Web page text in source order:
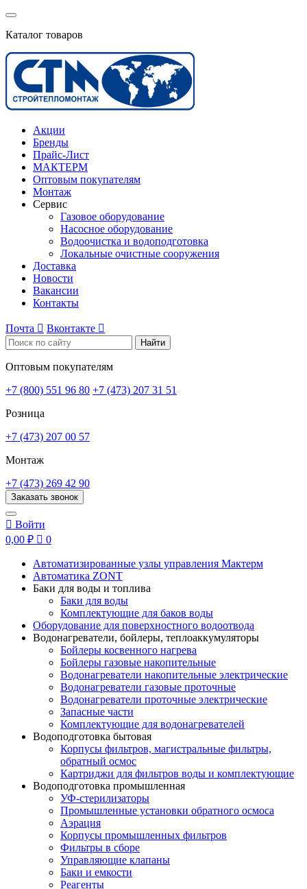
Каталог товаров
Акции
Бренды
Прайс-Лист
МАКТЕРМ
Оптовым покупателям
Монтаж
Сервис
Газовое оборудование
Насосное оборудование
Водоочистка и водоподготовка
Локальные очистные сооружения
Доставка
Новости
Вакансии
Контакты
Почта  Вконтакте 
Найти
Оптовым покупателям
+7 (800) 551 96 80 +7 (473) 207 31 51
Розница
+7 (473) 207 00 57
Монтаж
+7 (473) 269 42 90
Заказать звонок
 Войти
0,00 ₽  0
Автоматизированные узлы управления Мактерм
Автоматика ZONT
Баки для воды и топлива
Баки для воды
Комплектующие для баков воды
Оборудование для поверхностного водоотвода
Водонагреватели, бойлеры, теплоаккумуляторы
Бойлеры косвенного нагрева
Бойлеры газовые накопительные
Водонагреватели накопительные электрические
Водонагреватели газовые проточные
Водонагреватели проточные электрические
Запасные части
Комплектующие для водонагревателей
Водоподготовка бытовая
Корпусы фильтров, магистральные фильтры,
обратный осмос
Картриджи для фильтров воды и комплектующие
Водоподготовка промышленная
УФ-стерилизаторы
Промышленные установки обратного осмоса
Аэрация
Корпусы промышленных фильтров
Фильтры в сборе
Управляющие клапаны
Баки и емкости
Реагенты